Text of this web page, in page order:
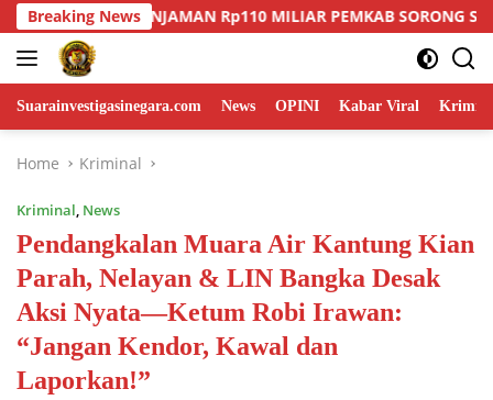
Skip
to
content
Breaking News
SORONG SELATAN KIAN DISOROT: PUBLIK
Suarainvestigasinegara.com News OPINI Kabar Viral
Home Kriminal
Kriminal, News
Pendangkalan Muara Air Kantung Kian
Parah, Nelayan & LIN Bangka Desak
Aksi Nyata—Ketum Robi Irawan:
“Jangan Kendor, Kawal dan
Laporkan!”